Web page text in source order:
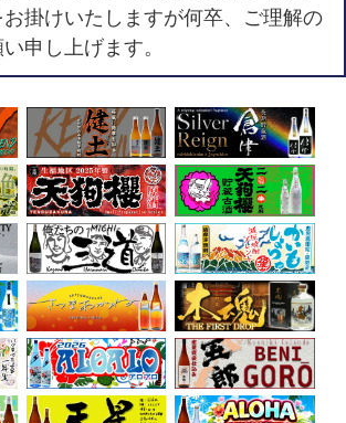
掛けいたしますが何卒、ご理解の
申し上げます。